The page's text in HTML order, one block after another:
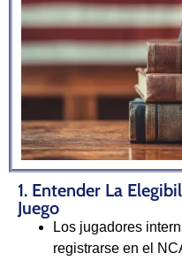
1. Entender La
Juego
Los jugadores
registrarse en el